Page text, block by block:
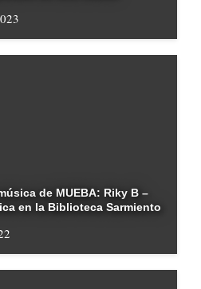
de MUEBA: Riky B –
en la Biblioteca Sarmiento